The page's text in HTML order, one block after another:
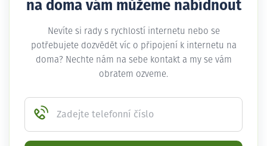
na doma vám můžeme nabídnout
Nevíte si rady s rychlostí internetu nebo se
potřebujete dozvědět víc o připojení k internetu na
doma? Nechte nám na sebe kontakt a my se vám
obratem ozveme.
Zadejte telefonní číslo